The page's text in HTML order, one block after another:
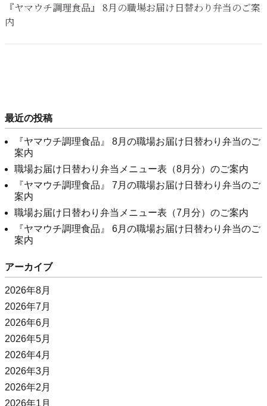
『ヤマウチ調理食品』 8月の職場お届け日替わり弁当のご案
内
最近の投稿
『ヤマウチ調理食品』 8月の職場お届け日替わり弁当のご
案内
職場お届け日替わり弁当メニュー表（8月分）のご案内
『ヤマウチ調理食品』 7月の職場お届け日替わり弁当のご
案内
職場お届け日替わり弁当メニュー表（7月分）のご案内
『ヤマウチ調理食品』 6月の職場お届け日替わり弁当のご
案内
アーカイブ
2026年8月
2026年7月
2026年6月
2026年5月
2026年4月
2026年3月
2026年2月
2026年1月